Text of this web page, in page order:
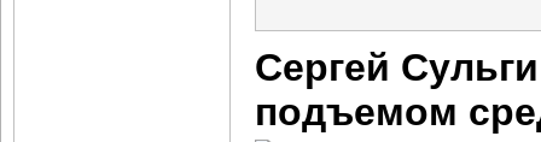
Сергей
подъемом